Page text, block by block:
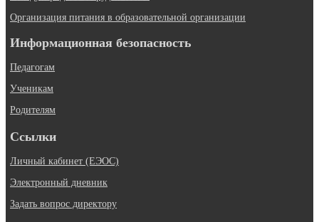
Организация питания в образовательной организации
Информационная безопасность
Педагогам
Ученикам
Родителям
Ссылки
Личный кабинет (ЕЭОС)
Электронный дневник
Задать вопрос директору